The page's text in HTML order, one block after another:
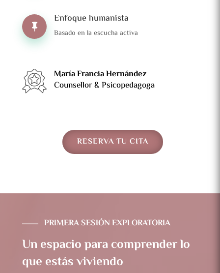

Enfoque humanista
Basado en la escucha activa
María Francia Hernández
Counsellor & Psicopedagoga
RESERVA TU CITA
PRIMERA SESIÓN EXPLORATORIA
Un espacio para comprender lo
que estás viviendo